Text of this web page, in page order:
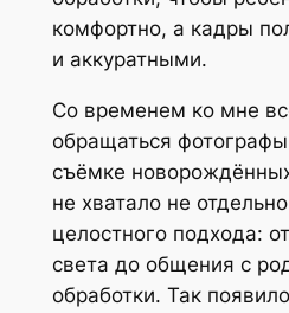
комфортно, а кадры
и аккуратными.
Со временем ко мне
обращаться
съёмке
не хватало не
целостного подхода:
света до общения с
обработки. Так